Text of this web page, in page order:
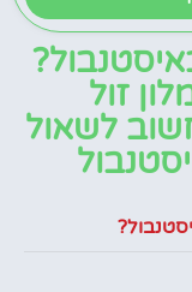
זול
לשאול